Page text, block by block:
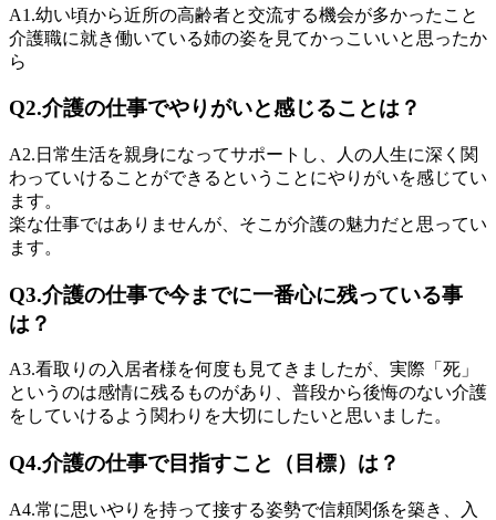
A1.幼い頃から近所の高齢者と交流する機会が多かったこと
介護職に就き働いている姉の姿を見てかっこいいと思ったか
ら
Q2.介護の仕事でやりがいと感じることは？
A2. 日常生活を親身になってサポートし、人の人生に深く関
わっていけることができるということにやりがいを感じてい
ます。
楽な仕事ではありませんが、そこが介護の魅力だと思ってい
ます。
Q3.介護の仕事で今までに一番心に残っている事
は？
A3.看取りの入居者様を何度も見てきましたが、実際「死」
というのは感情に残るものがあり、普段から後悔のない介護
をしていけるよう関わりを大切にしたいと思いました。
Q4.介護の仕事で目指すこと（目標）は？
A4.常に思いやりを持って接する姿勢で信頼関係を築き、入